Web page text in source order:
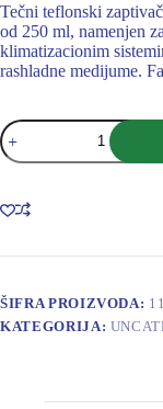
Tečni teflonski
od 250 ml, namenjen
klimatizacionim
rashladne medijume.
TEFLON
TECNI
LOXEAL
ml
55-
količina
ŠIFRA PROIZVODA:
KATEGORIJA: